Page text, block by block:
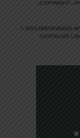
(COPYRIGHT –
NOS PARTENAIRES
CONTINUER